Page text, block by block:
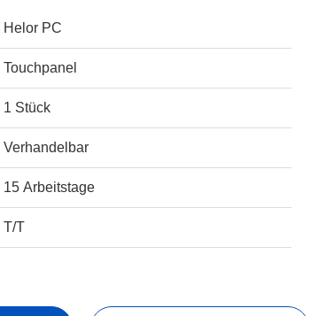
Helor PC
Touchpanel
1 Stück
Verhandelbar
15 Arbeitstage
T/T